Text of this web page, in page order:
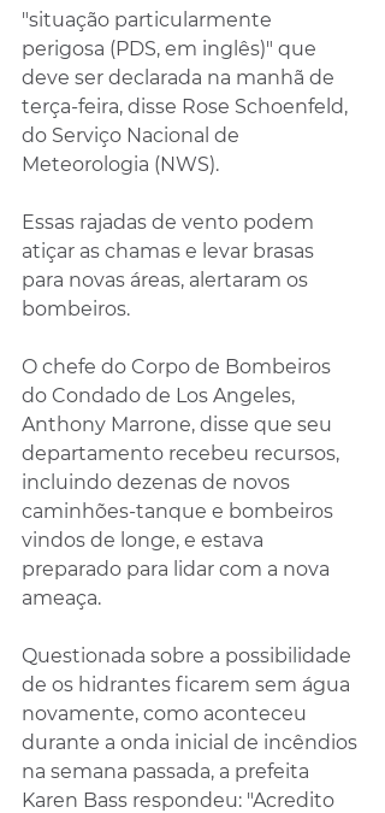
"situação particularmente
perigosa (PDS, em inglês)" que
deve ser declarada na manhã de
terça-feira, disse Rose Schoenfeld,
do Serviço Nacional de
Meteorologia (NWS).
Essas rajadas de vento podem
atiçar as chamas e levar brasas
para novas áreas, alertaram os
bombeiros.
O chefe do Corpo de Bombeiros
do Condado de Los Angeles,
Anthony Marrone, disse que seu
departamento recebeu recursos,
incluindo dezenas de novos
caminhões-tanque e bombeiros
vindos de longe, e estava
preparado para lidar com a nova
ameaça.
Questionada sobre a possibilidade
de os hidrantes ficarem sem água
novamente, como aconteceu
durante a onda inicial de incêndios
na semana passada, a prefeita
Karen Bass respondeu: "Acredito